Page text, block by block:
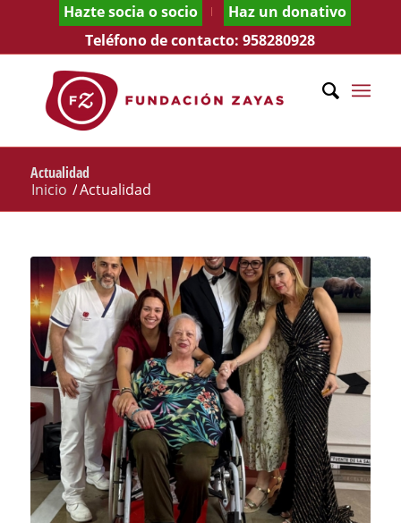
Hazte socia o socio
Haz un donativo
Teléfono de contacto:958280928
Actualidad
Inicio /Actualidad